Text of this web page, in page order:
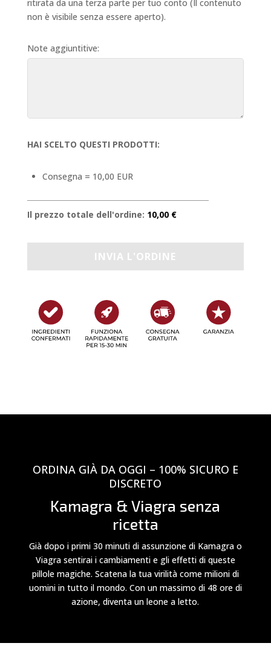
ritirata da una terza parte per tuo conto (Il contenuto
non è visibile senza essere aperto).
Note aggiuntitive:
HAI SCELTO QUESTI PRODOTTI:
Consegna = 10,00 EUR
Il prezzo totale dell'ordine: 10,00 €
ORDINA GIÀ DA OGGI – 100% SICURO E
DISCRETO
Kamagra & Viagra senza
ricetta
Già dopo i primi 30 minuti di assunzione di Kamagra o
Viagra sentirai i cambiamenti e gli effetti di queste
pillole magiche. Scatena la tua virilità come milioni di
uomini in tutto il mondo. Con un massimo di 48 ore di
azione, diventa un leone a letto.